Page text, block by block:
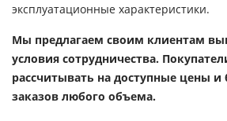
эксплуатационные характеристики.
Мы предлагаем своим клиентам
условия сотрудничества.
рассчитывать на доступные цены и
заказов любого объема.